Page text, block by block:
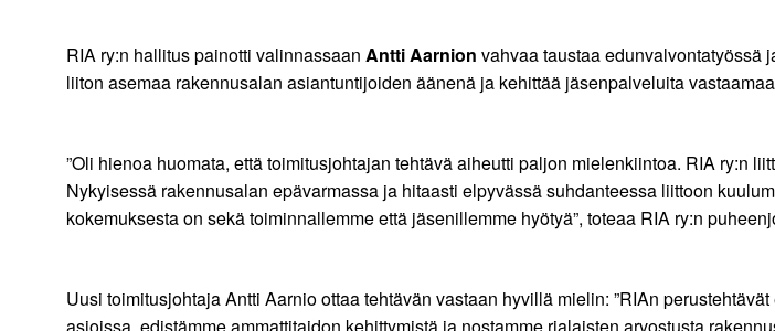
RIA ry:n hallitus painotti valinnassaan Antti Aarnion vahvaa taustaa edunvalvontatyössä
liiton asemaa rakennusalan asiantuntijoiden äänenä ja kehittää jäsenpalveluita
”Oli hienoa huomata, että toimitusjohtajan tehtävä aiheutti paljon mielenkiintoa. RIA ry:n
Nykyisessä rakennusalan epävarmassa ja hitaasti elpyvässä suhdanteessa liittoon
kokemuksesta on sekä toiminnallemme että jäsenillemme hyötyä”, toteaa RIA ry:n
Uusi toimitusjohtaja Antti Aarnio ottaa tehtävän vastaan hyvillä mielin: ”RIAn